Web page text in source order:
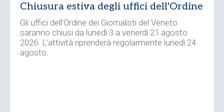
Chiusura estiva degli uffici dell'Ordine
Gli uffici dell’Ordine dei Giornalisti del Veneto
saranno chiusi da lunedì 3 a venerdì 21 agosto
2026. L’attività riprenderà regolarmente lunedì 24
agosto.